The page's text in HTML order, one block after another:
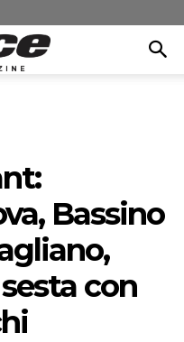
Bassino
con